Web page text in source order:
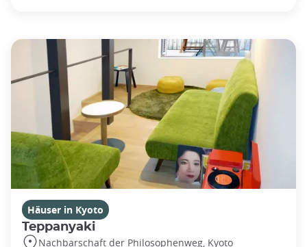
Häuser in Kyoto
Teppanyaki
Nachbarschaft der Philosophenweg, Kyoto